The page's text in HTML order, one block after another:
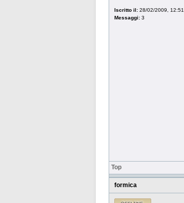
Iscritto il: 28/02/2009, 12:51
Messaggi: 3
Top
formica